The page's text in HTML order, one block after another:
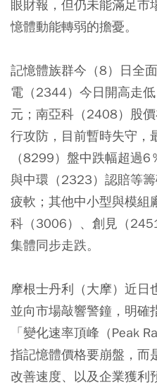
眼財報，但仍未能滿足市
憶體動能轉弱的擔憂。
記憶體族群今（8）日全
電（2344）今日開高走
元；南亞科（2408）股
行攻防，目前暫時失守
（8299）盤中跌幅超過
與中環（2323）認賠等
疲軟；其他中小型與模
科（3006）、創見（
集體同步走跌。
摩根士丹利（大摩）近日
並向市場敲響警鐘，明確
「變化速率頂峰（Peak
指記憶體價格要崩盤，而
改善速度、以及企業獲利